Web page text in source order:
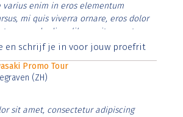
varius enim in eros elementum
mi quis viverra ornare, eros dolor
commodo diam libero vitae erat.
nibh et justo cursus id rutrum lorem
en schrijf je in voor jouw proefrit
Promo Tour
(ZH)
sit amet, consectetur adipiscing